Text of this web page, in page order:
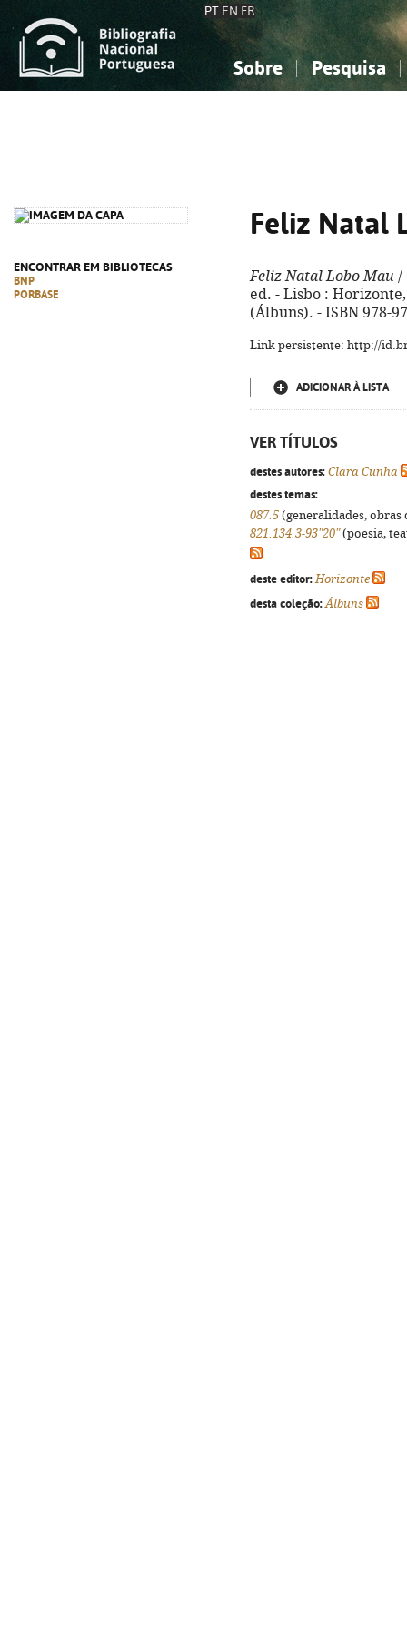
PT EN FR
Sobre Pesquisa
ENCONTRAR EM BIBLIOTECAS
BNP
PORBASE
Feliz Natal
Feliz Natal Lobo Mau /
ed. - Lisbo :
(Álbuns). - ISBN 978-
Link persistente: http://
ADICIONAR À LISTA
VER TÍTULOS
destes autores: Clara Cunha
destes temas:
087.5 (generalidades,
821.134.3-93"20"(poesia,
deste editor: Horizonte
desta coleção: Álbuns